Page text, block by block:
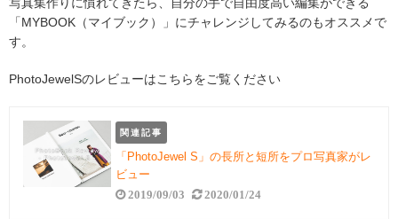
「MYBOOK（マイブック）」にチャレンジしてみるのもオススメで
す。
PhotoJewelSのレビューはこちらをご覧ください
関連記事
「PhotoJewel S」の長所と短所をプロ写真家がレ
ビュー
2019/09/03 2020/01/24